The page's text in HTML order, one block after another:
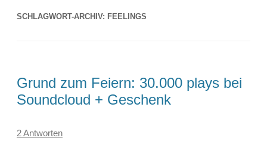
SCHLAGWORT-ARCHIV: FEELINGS
Grund zum Feiern: 30.000 plays bei
Soundcloud + Geschenk
2 Antworten